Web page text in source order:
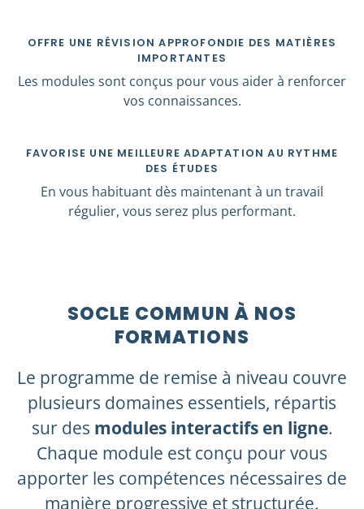
OFFRE UNE RÉVISION APPROFONDIE DES MATIÈRES
IMPORTANTES
Les modules sont conçus pour vous aider à renforcer
vos connaissances.
FAVORISE UNE MEILLEURE ADAPTATION AU RYTHME
DES ÉTUDES
En vous habituant dès maintenant à un travail
régulier, vous serez plus performant.
SOCLE COMMUN À NOS
FORMATIONS​
Le programme de remise à niveau couvre
plusieurs domaines essentiels, répartis
sur des modules interactifs en ligne.
Chaque module est conçu pour vous
apporter les compétences nécessaires de
manière progressive et structurée.